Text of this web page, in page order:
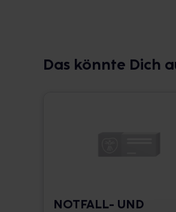
Das könnte Dich
NOTFALL- UND